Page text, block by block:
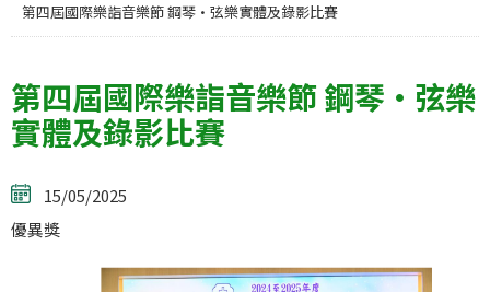
第四屆國際樂詣音樂節 鋼琴•弦樂實體及錄影比賽
第四屆國際樂詣音樂節 鋼琴•弦樂
實體及錄影比賽
15/05/2025
優異獎